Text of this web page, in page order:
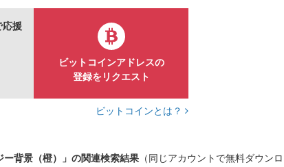
応援
ビットコインアドレスの
登録をリクエスト
ビットコインとは？
背景（橙）」の関連検索結果 （同じアカウントで無料ダウン